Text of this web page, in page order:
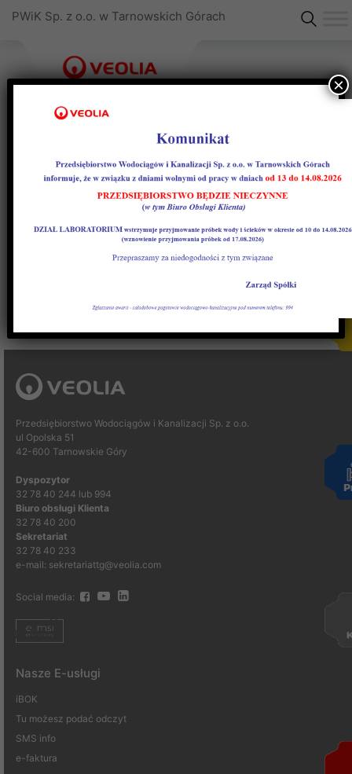
PWiK Sp. z o.o. w Tarnowskich Górach
Regulamin Miasteczko
Śląskie
RegulaminMiasteczko_ Pobierz
Przedsiębiorstwo Wodociągów i Kanalizacji Sp. z o.o.
ul Opolska 51
42-600 Tarnowskie Góry
Dyspozytor
32 78 40 244 lub 994
Biuro obsługi Klienta
32 78 40 200
Sekretariat
32 78 40 233
e-mail: sekretariattg@veolia.com
Social media:
Nasze E-usługi
iBOK
Tu możesz podać odczyt
SMS info
e-faktura
×